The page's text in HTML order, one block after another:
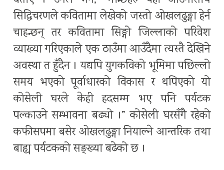
सिद्धिचरणले कवितामा लेखेको जस्तो ओखलढुङ्गा हेर्न
चाहन्छन् तर कवितामा सिङ्गो जिल्लाको परिवेश
व्याख्या गरिएकाले एक ठाउँमा आउँदैमा त्यस्तै देखिने
अवस्था त हुँदैन । यद्यपि युगकविको भूमिमा पछिल्लो
समय भएको पूर्वाधारको विकास र थपिएको यो
कोसेली घरले केही हदसम्म भए पनि पर्यटक
पल्काउने सम्भावना बढ्यो ।” कोसेली घरसँगै रहेको
कफीसपमा बसेर ओखलढुङ्गा नियाल्ने आन्तरिक तथा
बाह्य पर्यटकको सङ्ख्या बढेको छ ।